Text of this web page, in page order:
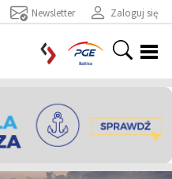
Zaloguj się
Newsletter